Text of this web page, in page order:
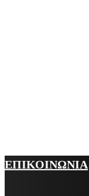
ΕΠΙΚΟΙΝΩΝΙΑ